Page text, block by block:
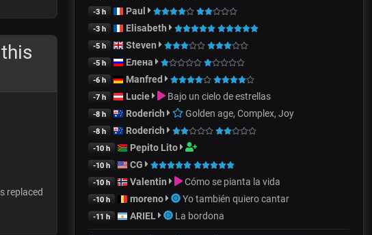
replaced
-3 h Paul
-3 h Elisabeth
-5 h Steven
-5 h Елена
-6 h Manfred
-7 h Lucie Bajo un cielo de estrellas
-8 h Roderich Golden age, Complex, Joy
-8 h Roderich
-10 h Pepito Lito
-10 h CG
-10 h Valentin Cómo se pianta la vida
-10 h moreno Yo también quiero cantar
-11 h ARIEL La bordona